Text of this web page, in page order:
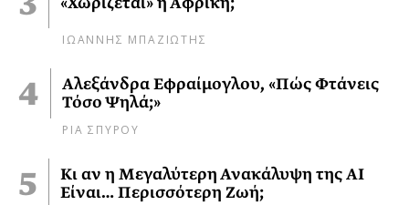
ΙΩΑΝΝΗΣ ΜΠΑΖΙΩΤΗΣ
Αλεξάνδρα Εφραίμογλου, «Πώς Φτάνεις
Τόσο Ψηλά;»
ΡΙΑ ΣΠΥΡΟΥ
Κι αν η Μεγαλύτερη Ανακάλυψη της AI
Είναι… Περισσότερη Ζωή;